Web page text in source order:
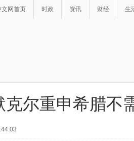
文网首页 时政 资讯 财经 生
克尔重申希腊不